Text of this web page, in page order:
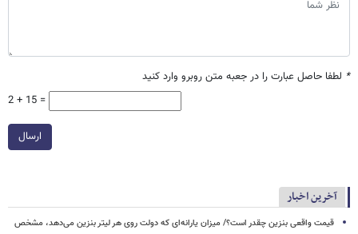
* لطفا حاصل عبارت را در جعبه متن روبرو وارد کنید
2 + 15 =
ارسال
آخرین اخبار
قیمت واقعی بنزین چقدر است؟/ میزان یارانه‌ای که دولت روی هر لیتر بنزین می‌دهد، مشخص